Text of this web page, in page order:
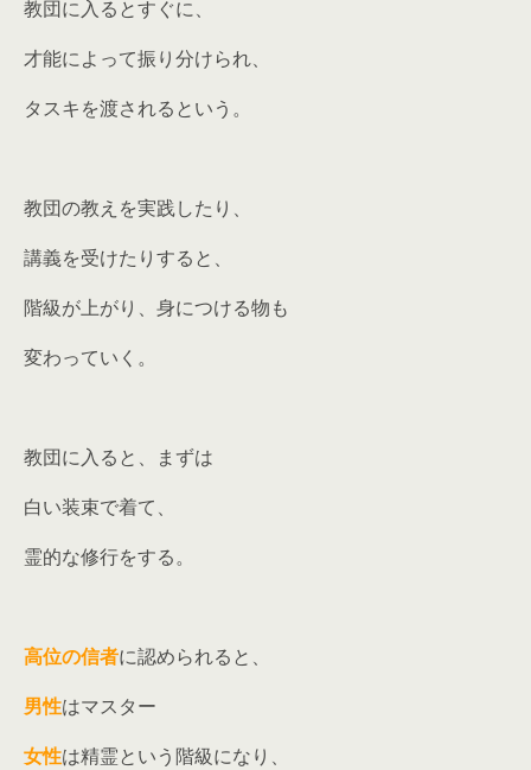
教団に入るとすぐに、
才能によって振り分けられ、
タスキを渡されるという。
教団の教えを実践したり、
講義を受けたりすると、
階級が上がり、身につける物も
変わっていく。
教団に入ると、まずは
白い装束で着て、
霊的な修行をする。
高位の信者に認められると、
男性はマスター
女性は精霊という階級になり、